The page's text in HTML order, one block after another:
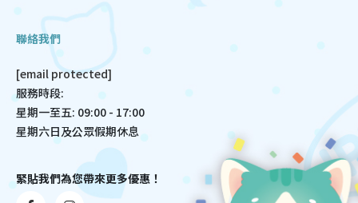
聯絡我們
[email protected]
服務時段:
星期一至五: 09:00 - 17:00
星期六日及公眾假期休息
緊貼我們為您帶來更多優惠！